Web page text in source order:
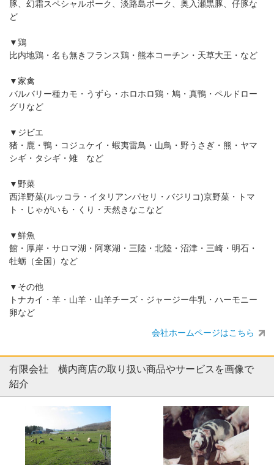
豚、幻霜スペシャルポーク、淡路島ポーク、奥入瀬黒豚、仔豚な
ど
▼鶏
比内地鶏・名も無きフランス鶏・熊本コーチン・天草大王・など
▼家禽
バルバリー種カモ・うずら・ホロホロ鶏・鳩・真鴨・ペルドロー
グリなど
▼ジビエ
猪・鹿・鴨・コジュケイ・蝦夷雷鳥・山鳥・野うさぎ・熊・ヤマ
シギ・タシギ・雉 など
▼野菜
西洋野菜(ルッコラ・イタリアンパセリ・バジリコ)京野菜・トマ
ト・じゃがいも・くり・天然きなこなど
▼鮮魚
館・厚岸・サロマ湖・阿寒湖・三陸・北陸・沼津・三崎・明石・
牡蛎（全国）など
▼その他
トナカイ・羊・山羊・山羊チーズ・ジャージー牛乳・ハーモニー
卵など
会社ホームページはこちら
有限会社 横内商店の取り扱い商品やサービスを画像で
紹介